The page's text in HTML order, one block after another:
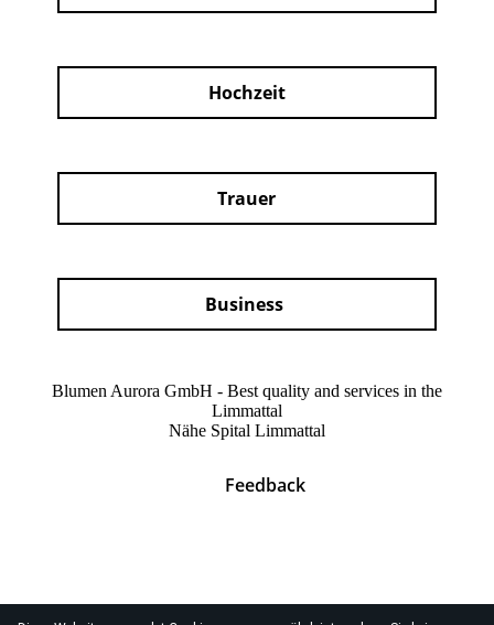
Hochzeit
Trauer
Business
Blumen Aurora GmbH - Best quality and services in the
Limmattal
Nähe Spital Limmattal
Feedback
© 2026